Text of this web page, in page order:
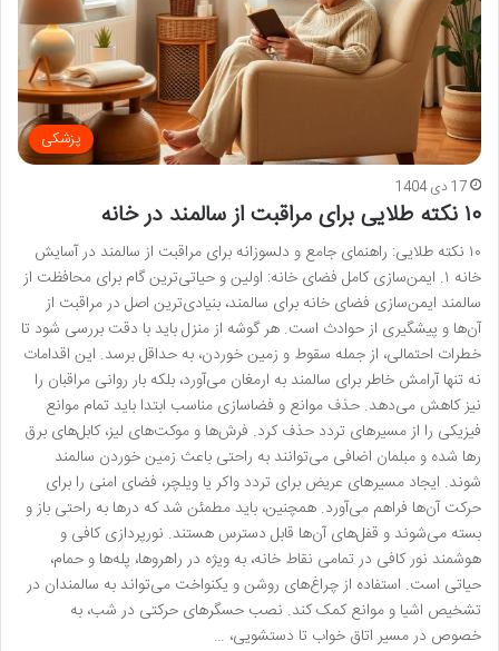
پزشکی
17 دی 1404
۱۰ نکته طلایی برای مراقبت از سالمند در خانه
۱۰ نکته طلایی: راهنمای جامع و دلسوزانه برای مراقبت از سالمند در آسایش
خانه ۱. ایمن‌سازی کامل فضای خانه: اولین و حیاتی‌ترین گام برای محافظت از
سالمند ایمن‌سازی فضای خانه برای سالمند، بنیادی‌ترین اصل در مراقبت از
آن‌ها و پیشگیری از حوادث است. هر گوشه از منزل باید با دقت بررسی شود تا
خطرات احتمالی، از جمله سقوط و زمین خوردن، به حداقل برسد. این اقدامات
نه تنها آرامش خاطر برای سالمند به ارمغان می‌آورد، بلکه بار روانی مراقبان را
نیز کاهش می‌دهد. حذف موانع و فضاسازی مناسب ابتدا باید تمام موانع
فیزیکی را از مسیرهای تردد حذف کرد. فرش‌ها و موکت‌های لیز، کابل‌های برق
رها شده و مبلمان اضافی می‌توانند به راحتی باعث زمین خوردن سالمند
شوند. ایجاد مسیرهای عریض برای تردد واکر یا ویلچر، فضای امنی را برای
حرکت آن‌ها فراهم می‌آورد. همچنین، باید مطمئن شد که درها به راحتی باز و
بسته می‌شوند و قفل‌های آن‌ها قابل دسترس هستند. نورپردازی کافی و
هوشمند نور کافی در تمامی نقاط خانه، به ویژه در راهروها، پله‌ها و حمام،
حیاتی است. استفاده از چراغ‌های روشن و یکنواخت می‌تواند به سالمندان در
تشخیص اشیا و موانع کمک کند. نصب حسگرهای حرکتی در شب، به
خصوص در مسیر اتاق خواب تا دستشویی، …